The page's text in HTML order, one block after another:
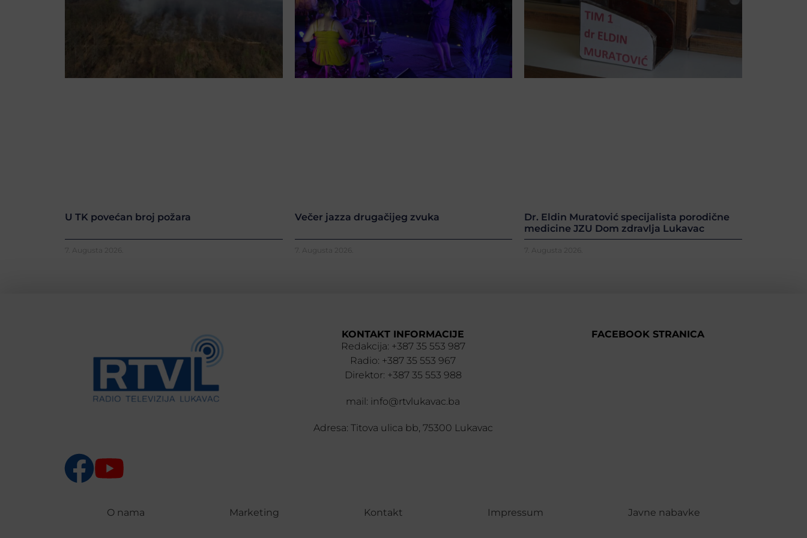
U TK povećan broj požara
7. Augusta 2026.
Večer jazza drugačijeg zvuka
7. Augusta 2026.
Dr. Eldin Muratović specijalista porodične
medicine JZU Dom zdravlja Lukavac
7. Augusta 2026.
KONTAKT INFORMACIJE
Redakcija: +387 35 553 987
Radio: +387 35 553 967
Direktor: +387 35 553 988
mail: info@rtvlukavac.ba
Adresa: Titova ulica bb, 75300 Lukavac
FACEBOOK STRANICA
O nama Marketing Kontakt Impressum Javne nabavke